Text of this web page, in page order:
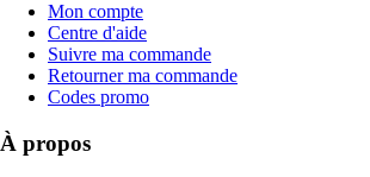
Mon compte
Centre d'aide
Suivre ma commande
Retourner ma commande
Codes promo
À propos